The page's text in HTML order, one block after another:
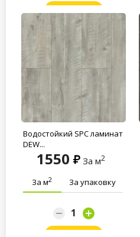
Водостойкий SPC ламинат
DEW...
1550 За м2
За м2 За упаковку